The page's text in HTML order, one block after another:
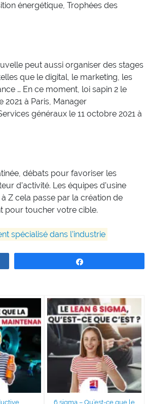
énergétique, Trophées des
peut aussi organiser des stages
que le digital, le marketing, les
… En ce moment, loi sapin 2 le
à Paris, Manager
généraux le 11 octobre 2021 à
débats pour favoriser les
d’activité. Les équipes d’usine
Z cela passe par la création de
pour toucher votre cible.
spécialisé dans l’industrie
6 sigma – Qu’est-ce que le